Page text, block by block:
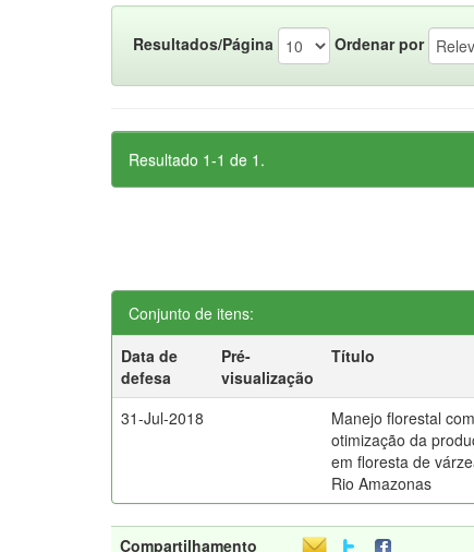
Resultados/Página Ordenar por
Resultado 1-1 de 1.
Conjunto de itens:
Data de
defesa
Pré-
visualização
Título
31-Jul-2018
Manejo florestal
otimização da
em floresta de
Rio Amazonas
Compartilhamento